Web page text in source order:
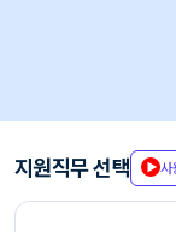
지원직무 선택 사